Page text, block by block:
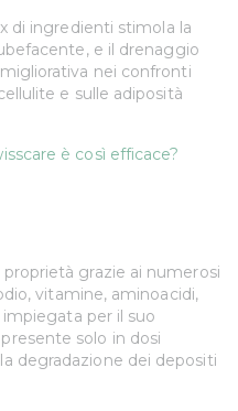
di ingredienti stimola la
e il drenaggio
nei confronti
e sulle adiposità
è così efficace?
proprietà grazie ai numerosi
vitamine, aminoacidi,
per il suo
solo in dosi
degradazione dei depositi